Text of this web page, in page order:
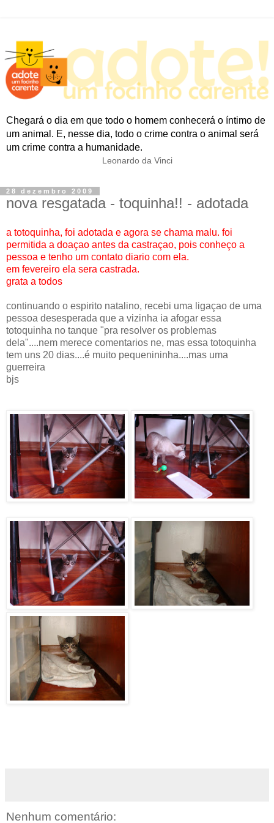
Chegará o dia em que todo o homem conhecerá o íntimo de
um animal. E, nesse dia, todo o crime contra o animal será
um crime contra a humanidade.
Leonardo da Vinci
28 dezembro 2009
nova resgatada - toquinha!! - adotada
a totoquinha, foi adotada e agora se chama malu. foi
permitida a doaçao antes da castraçao, pois conheço a
pessoa e tenho um contato diario com ela.
em fevereiro ela sera castrada.
grata a todos
continuando o espirito natalino, recebi uma ligaçao de uma
pessoa desesperada que a vizinha ia afogar essa
totoquinha no tanque "pra resolver os problemas
dela"....nem merece comentarios ne, mas essa totoquinha
tem uns 20 dias....é muito pequenininha....mas uma
guerreira
bjs
Nenhum comentário: